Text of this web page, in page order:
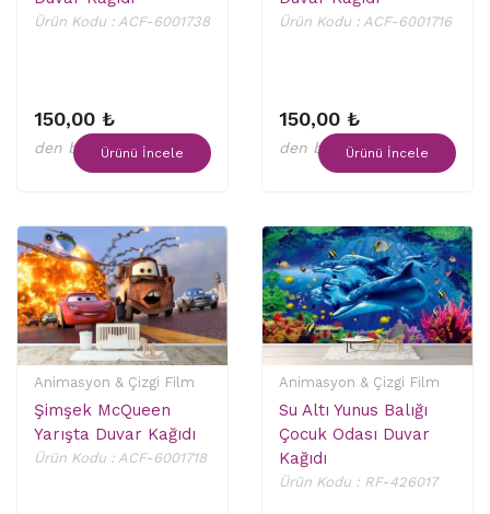
Ürün Kodu : ACF-6001738
150,00 ₺
den başlayan fiyatlar
Ürünü İncele
Ürün Kodu : ACF-6001716
150,00 ₺
den başlayan fiyatlar
Ürünü İncele
Animasyon & Çizgi Film
Şimşek McQueen
Yarışta Duvar Kağıdı
Ürün Kodu : ACF-6001718
Animasyon & Çizgi Film
Su Altı Yunus Balığı
Çocuk Odası Duvar
Kağıdı
Ürün Kodu : RF-426017